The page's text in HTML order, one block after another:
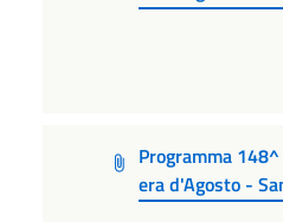
Programma
era d'Agosto -